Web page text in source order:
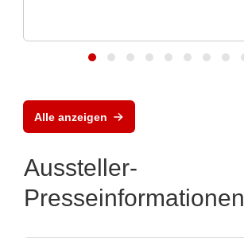
Alle anzeigen
Aussteller-
Presseinformationen